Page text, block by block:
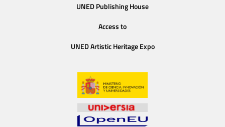
UNED Publishing House
Access to
UNED Artistic Heritage Expo